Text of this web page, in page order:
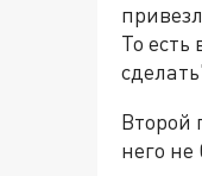
То
Второй
него